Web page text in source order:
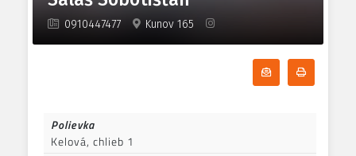
9. Detské menu /0,5 polievka + 0,5
0910447477 Kunov 165
Odoberať
Polievka
Kelová, chlieb 1